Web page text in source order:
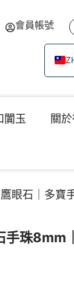
會員帳號
闐玉 關
眼石｜多寶
手珠8mm